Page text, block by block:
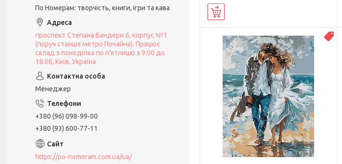
По Номерам: творчість, книги, ігри та кава
проспект Степана Бандери 6, корпус №1
(поруч станція метро Почайна). Працює
склад з понеділка по п'ятницю з 9:00 до
18:00, Київ, Україна
Менеджер
+380 (96) 098-99-00
+380 (93) 600-77-11
https://po-nomeram.com.ua/ua/